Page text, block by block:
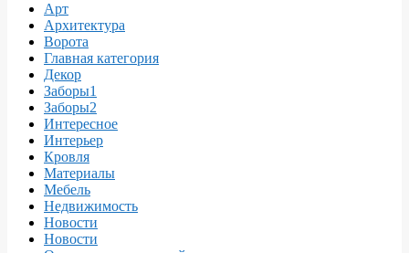
Арт
Архитектура
Ворота
Главная категория
Декор
Заборы1
Заборы2
Интересное
Интерьер
Кровля
Материалы
Мебель
Недвижимость
Новости
Новости